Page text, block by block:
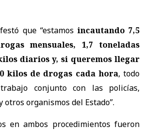
que “estamos incautando 7,5
mensuales, 1,7 toneladas
diarios y, si queremos llegar
kilos de drogas cada hora, todo
conjunto con las policías,
otros organismos del Estado”.
en ambos procedimientos fueron